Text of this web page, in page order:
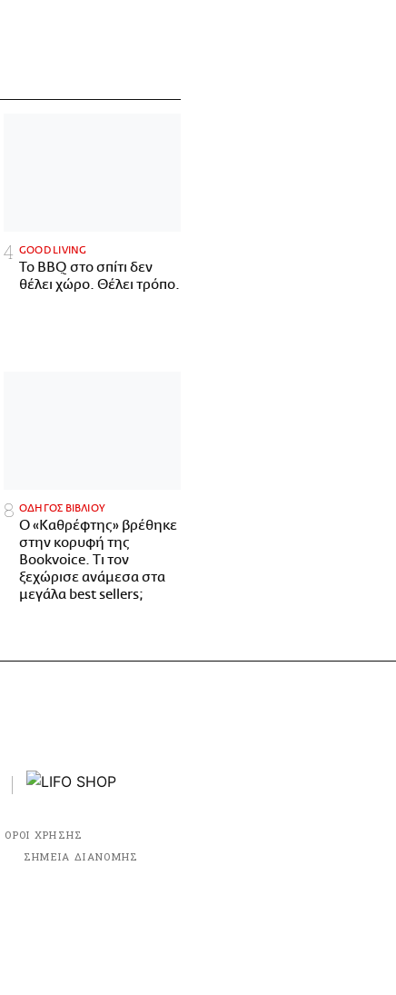
GOOD LIVING
Το BBQ στο σπίτι δεν
θέλει χώρο. Θέλει τρόπο.
ΟΔΗΓΟΣ ΒΙΒΛΙΟΥ
Ο «Καθρέφτης» βρέθηκε
στην κορυφή της
Bookvoice. Τι τον
ξεχώρισε ανάμεσα στα
μεγάλα best sellers;
ΟΡΟΙ ΧΡΗΣΗΣ
ΣΗΜΕΙΑ ΔΙΑΝΟΜΗΣ